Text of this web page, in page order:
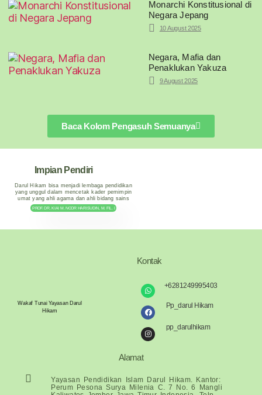
Monarchi Konstitusional di
Negara Jepang
10 August 2025
Negara, Mafia dan
Penaklukan Yakuza
9 August 2025
Baca Kolom Pengasuh Semuanya
Impian Pendiri
Darul Hikam bisa menjadi lembaga pendidikan
yang unggul dalam mencetak kader pemimpin
umat yang ahli agama dan ahli bidang sains
PROF. DR. KIAI M. NOOR HARISUDIN, M. FIL. I
Wakaf Tunai Yayasan Darul
Hikam
Kontak
+6281249995403
Pp_darul Hikam
pp_darulhikam
Alamat
Yayasan Pendidikan Islam Darul Hikam. Kantor:
Perum Pesona Surya Milenia C. 7 No. 6 Mangli